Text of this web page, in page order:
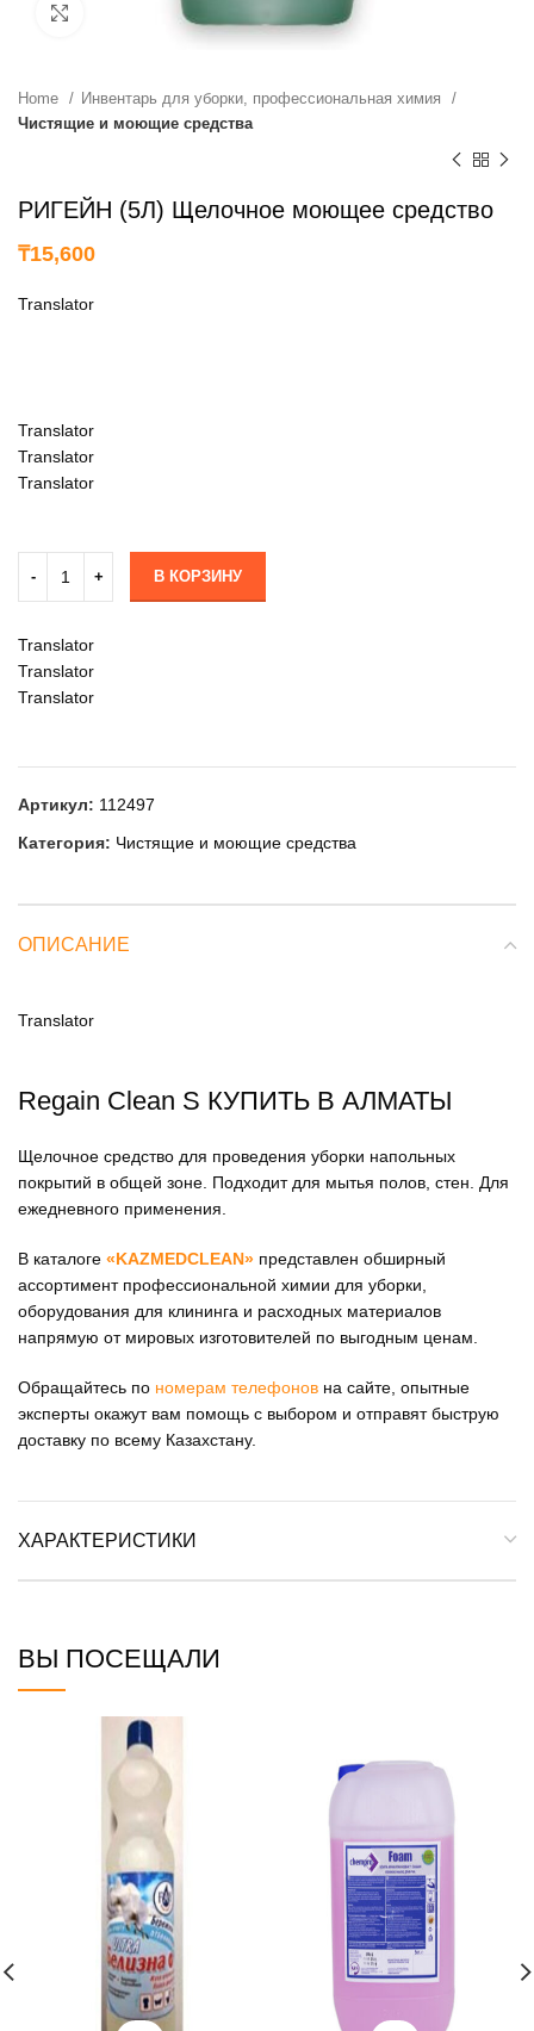
нажмите, чтобы увеличить
Home
Инвентарь для уборки, профессиональная химия
Чистящие и моющие средства
РИГЕЙН (5Л) Щелочное моющее средство
₸15,600
Translator
Translator
Translator
Translator
В КОРЗИНУ
Translator
Translator
Translator
Артикул: 112497
Категория: Чистящие и моющие средства
ОПИСАНИЕ
Translator
Regain Clean S КУПИТЬ В АЛМАТЫ
Щелочное средство для проведения уборки напольных
покрытий в общей зоне. Подходит для мытья полов, стен. Для
ежедневного применения.
В каталоге «KAZMEDCLEAN» представлен обширный
ассортимент профессиональной химии для уборки,
оборудования для клининга и расходных материалов
напрямую от мировых изготовителей по выгодным ценам.
Обращайтесь по номерам телефонов на сайте, опытные
эксперты окажут вам помощь с выбором и отправят быструю
доставку по всему Казахстану.
ХАРАКТЕРИСТИКИ
ВЫ ПОСЕЩАЛИ